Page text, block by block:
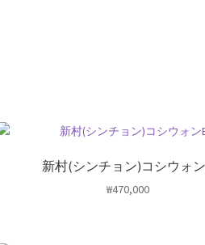
新村(シンチョン)コシウォ
₩470,000